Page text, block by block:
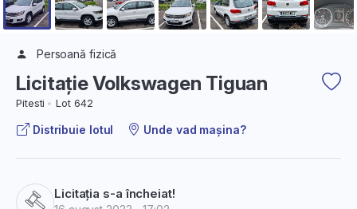
Licitație Volkswagen Tiguan
Pitesti Lot 642
Persoană fizică
Distribuie lotul Unde vad mașina?
Licitația s-a încheiat!